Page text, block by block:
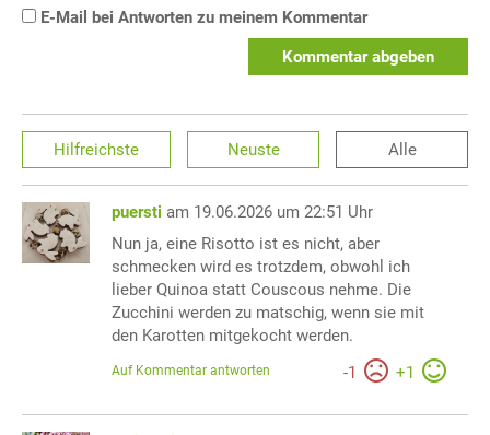
E-Mail bei Antworten zu meinem Kommentar
Kommentar abgeben
Hilfreichste Neuste Alle
puersti am 19.06.2026 um 22:51 Uhr
Nun ja, eine Risotto ist es nicht, aber
schmecken wird es trotzdem, obwohl ich
lieber Quinoa statt Couscous nehme. Die
Zucchini werden zu matschig, wenn sie mit
den Karotten mitgekocht werden.
-1 +1
Auf Kommentar antworten